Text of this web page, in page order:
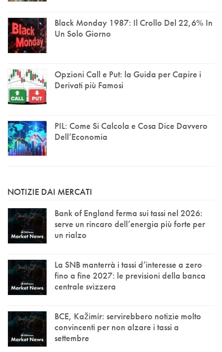
Black Monday 1987: Il Crollo Del 22,6% In
Un Solo Giorno
Opzioni Call e Put: la Guida per Capire i
Derivati più Famosi
PIL: Come Si Calcola e Cosa Dice Davvero
Dell’Economia
NOTIZIE DAI MERCATI
Bank of England ferma sui tassi nel 2026:
serve un rincaro dell’energia più forte per
un rialzo
La SNB manterrà i tassi d’interesse a zero
fino a fine 2027: le previsioni della banca
centrale svizzera
BCE, Kažimír: servirebbero notizie molto
convincenti per non alzare i tassi a
settembre